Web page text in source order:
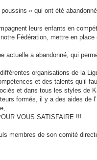
« qui ont été
leurs enfants en
Fédération, mettre en place
actuelle a abandonné, qui
organisations de la
et des talents qu’il
et dans tous les styles de
formés, il y a des aides de
VOUS SATISFAIRE !!!
membres de son comité